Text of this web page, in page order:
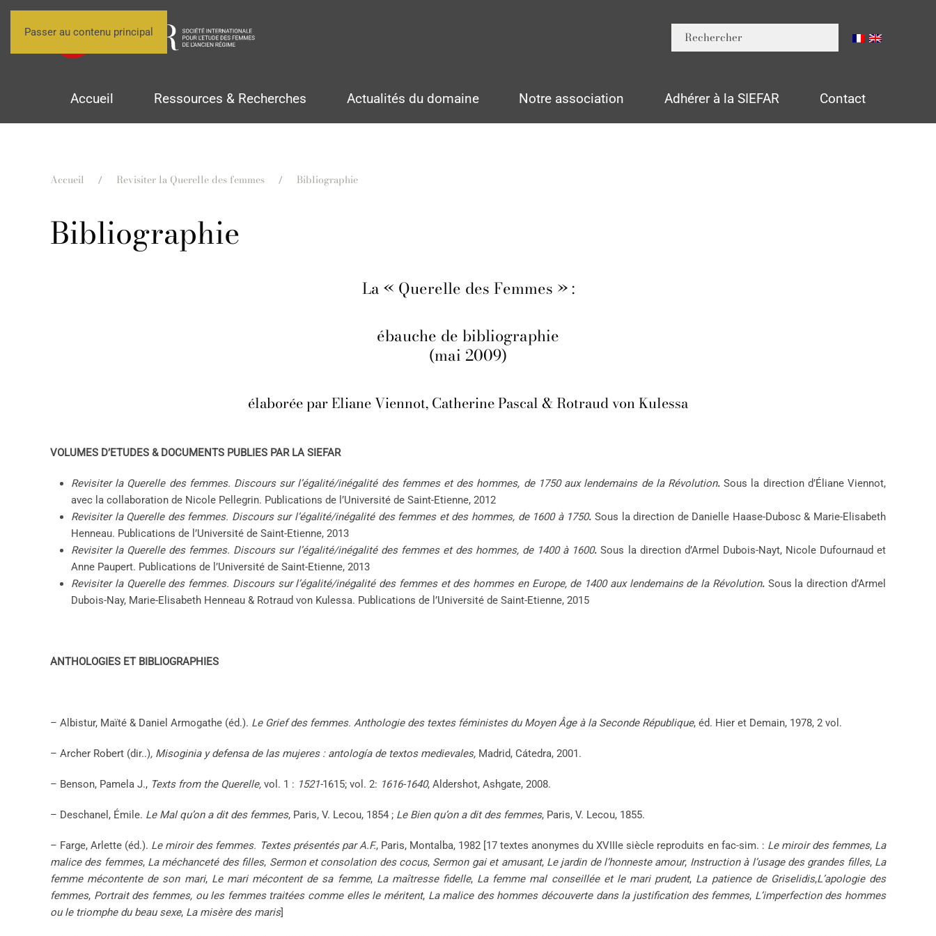
Passer au contenu principal
Accueil Ressources & Recherches Actualités du domaine Notre association Adhérer à la SIEFAR Contact
Accueil Revisiter la Querelle des femmes Bibliographie
Bibliographie
La « Querelle des Femmes » :
ébauche de bibliographie
(mai 2009)
élaborée par Eliane Viennot, Catherine Pascal & Rotraud von Kulessa
VOLUMES D’ETUDES & DOCUMENTS PUBLIES PAR LA SIEFAR
Revisiter la Querelle des femmes. Discours sur l’égalité/inégalité des femmes et des hommes, de 1750 aux lendemains de la Révolution.Sous la direction d’Éliane Viennot,
avec la collaboration de Nicole Pellegrin. Publications de l’Université de Saint-Etienne, 2012
Revisiter la Querelle des femmes. Discours sur l’égalité/inégalité des femmes et des hommes, de 1600 à 1750. Sous la direction de Danielle Haase-Dubosc & Marie-Elisabeth
Henneau. Publications de l’Université de Saint-Etienne, 2013
Revisiter la Querelle des femmes. Discours sur l’égalité/inégalité des femmes et des hommes, de 1400 à 1600.Sous la direction d’Armel Dubois-Nayt, Nicole Dufournaud et
Anne Paupert. Publications de l’Université de Saint-Etienne, 2013
Revisiter la Querelle des femmes. Discours sur l’égalité/inégalité des femmes et des hommes en Europe, de 1400 aux lendemains de la Révolution. Sous la direction d’Armel
Dubois-Nay, Marie-Elisabeth Henneau & Rotraud von Kulessa. Publications de l’Université de Saint-Etienne, 2015
ANTHOLOGIES ET BIBLIOGRAPHIES
– Albistur, Maïté & Daniel Armogathe (éd.). Le Grief des femmes. Anthologie des textes féministes du Moyen Âge à la Seconde République, éd. Hier et Demain, 1978, 2 vol.
– Archer Robert (dir..), Misoginia y defensa de las mujeres : antología de textos medievales, Madrid, Cátedra, 2001.
– Benson, Pamela J., Texts from the Querelle, vol. 1 : 1521-1615; vol. 2: 1616-1640, Aldershot, Ashgate, 2008.
– Deschanel, Émile. Le Mal qu’on a dit des femmes, Paris, V. Lecou, 1854 ; Le Bien qu’on a dit des femmes, Paris, V. Lecou, 1855.
– Farge, Arlette (éd.). Le miroir des femmes. Textes présentés par A.F., Paris, Montalba, 1982 [17 textes anonymes du XVIIIe siècle reproduits en fac-sim. : Le miroir des femmes, La
malice des femmes, La méchanceté des filles, Sermon et consolation des cocus, Sermon gai et amusant, Le jardin de l’honneste amour, Instruction à l’usage des grandes filles, La
femme mécontente de son mari, Le mari mécontent de sa femme, La maîtresse fidelle, La femme mal conseillée et le mari prudent, La patience de Griselidis,L’apologie des
femmes, Portrait des femmes, ou les femmes traitées comme elles le méritent, La malice des hommes découverte dans la justification des femmes, L’imperfection des hommes
ou le triomphe du beau sexe, La misère des maris]